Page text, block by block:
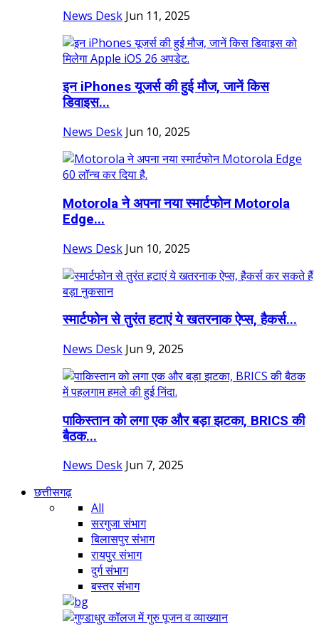
News Desk Jun 11, 2025
इन iPhones यूजर्स की हुई मौज, जानें क‍िस
ड‍िवाइस...
News Desk Jun 10, 2025
Motorola ने अपना नया स्मार्टफोन Motorola
Edge...
News Desk Jun 10, 2025
स्मार्टफोन से तुरंत हटाएं ये खतरनाक ऐप्स, हैकर्स...
News Desk Jun 9, 2025
पाकिस्तान को लगा एक और बड़ा झटका, BRICS की
बैठक...
News Desk Jun 7, 2025
छत्तीसगढ़
All
सरगुजा संभाग
बिलासपुर संभाग
रायपुर संभाग
दुर्ग संभाग
बस्तर संभाग